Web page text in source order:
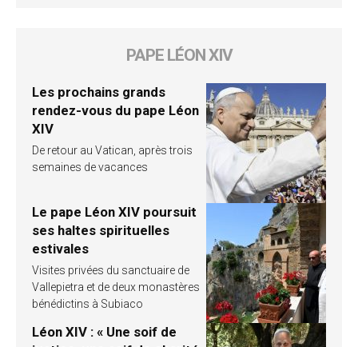
PAPE LÉON XIV
Les prochains grands
rendez-vous du pape Léon
XIV
De retour au Vatican, après trois
semaines de vacances
Le pape Léon XIV poursuit
ses haltes spirituelles
estivales
Visites privées du sanctuaire de
Vallepietra et de deux monastères
bénédictins à Subiaco
Léon XIV : « Une soif de